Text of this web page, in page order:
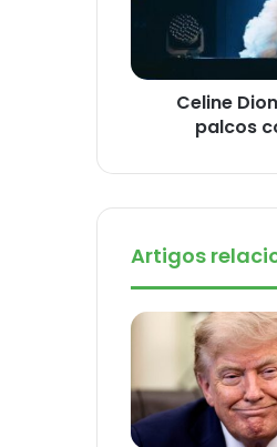
Celine
palcos
Artigos